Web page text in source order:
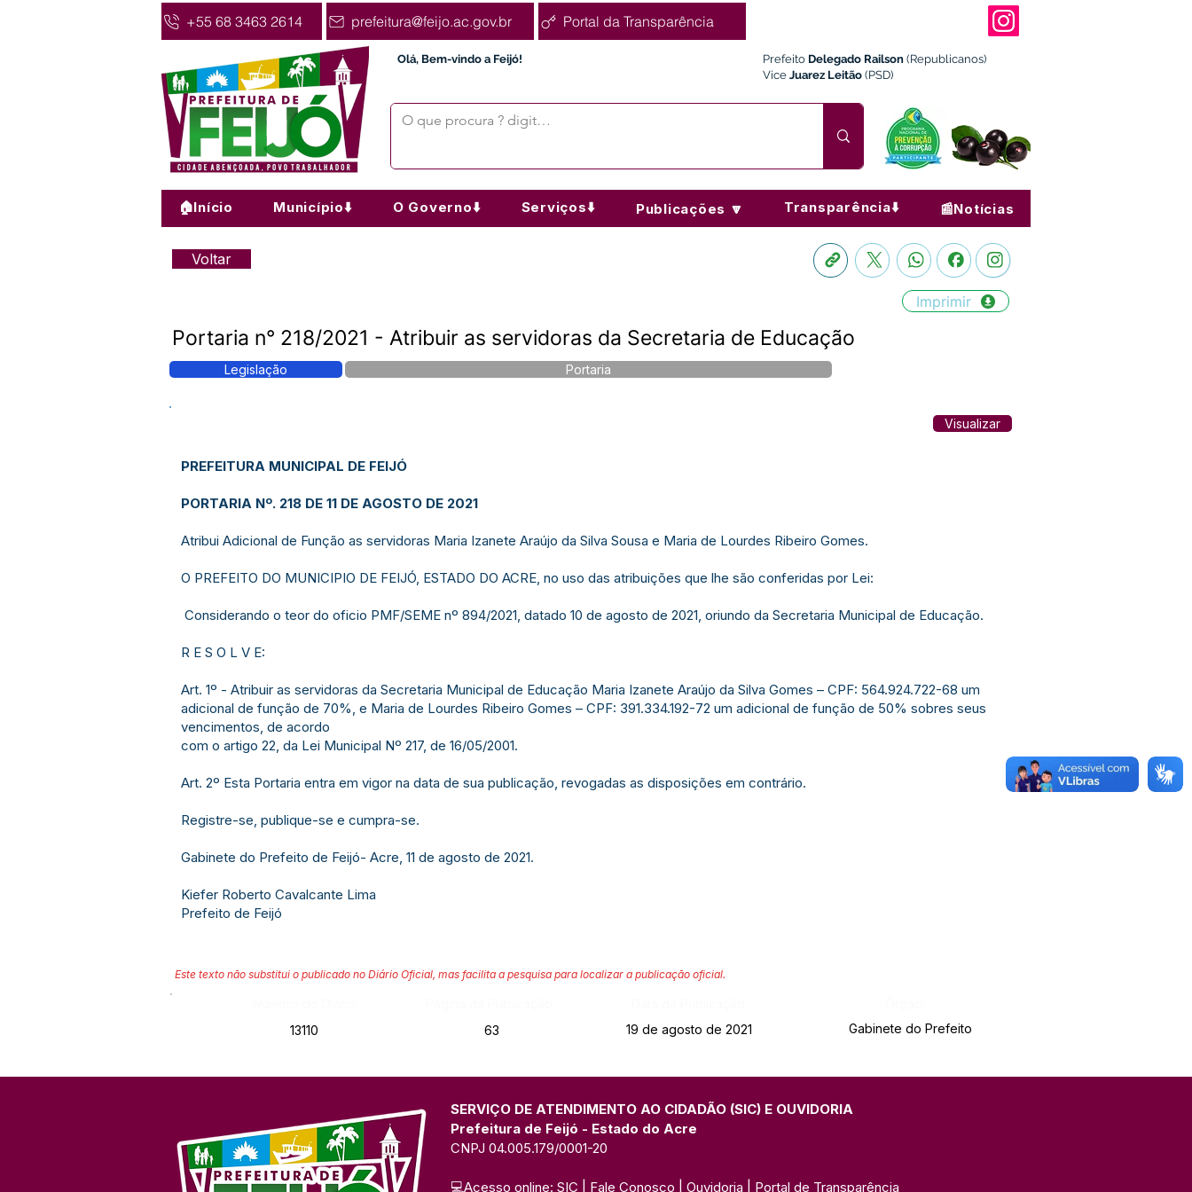
+55 68 3463 2614 prefeitura@feijo.ac.gov.br Portal da Transparência
Olá, Bem-vindo a Feijó! Prefeito Delegado Railson (Republicanos)
Vice Juarez Leitão (PSD)
🏠Início Município⬇️ O Governo⬇️ Serviços⬇️ Publicações 🔽 Transparência⬇️ 📰Notícias
Voltar
Imprimir
Portaria n° 218/2021 - Atribuir as servidoras da Secretaria de Educação
Legislação Portaria
Visualizar
PREFEITURA MUNICIPAL DE FEIJÓ
PORTARIA Nº. 218 DE 11 DE AGOSTO DE 2021
Atribui Adicional de Função as servidoras Maria Izanete Araújo da Silva Sousa e Maria de Lourdes Ribeiro Gomes.
O PREFEITO DO MUNICIPIO DE FEIJÓ, ESTADO DO ACRE, no uso das atribuições que lhe são conferidas por Lei:
Considerando o teor do oficio PMF/SEME nº 894/2021, datado 10 de agosto de 2021, oriundo da Secretaria Municipal de Educação.
R E S O L V E:
Art. 1º - Atribuir as servidoras da Secretaria Municipal de Educação Maria Izanete Araújo da Silva Gomes – CPF: 564.924.722-68 um
adicional de função de 70%, e Maria de Lourdes Ribeiro Gomes – CPF: 391.334.192-72 um adicional de função de 50% sobres seus
vencimentos, de acordo
com o artigo 22, da Lei Municipal Nº 217, de 16/05/2001.
Art. 2º Esta Portaria entra em vigor na data de sua publicação, revogadas as disposições em contrário.
Registre-se, publique-se e cumpra-se.
Gabinete do Prefeito de Feijó- Acre, 11 de agosto de 2021.
Kiefer Roberto Cavalcante Lima
Prefeito de Feijó
Este texto não substitui o publicado no Diário Oficial, mas facilita a pesquisa para localizar a publicação oficial.
13110
63 19 de agosto de 2021 Gabinete do Prefeito
SERVIÇO DE ATENDIMENTO AO CIDADÃO (SIC) E OUVIDORIA
Prefeitura de Feijó - Estado do Acre
CNPJ 04.005.179/0001-20
💻Acesso online: SIC Fale Conosco Ouvidoria Portal de Transparência